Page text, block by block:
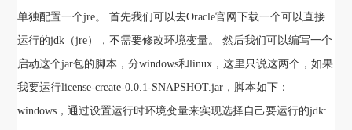
单独配置一个jre。 首先我们可以去Oracle官网下载一个可以直接
运行的jdk（jre），不需要修改环境变量。 然后我们可以编写一个
启动这个jar包的脚本，分windows和linux，这里只说这两个，如果
我要运行license-create-0.0.1-SNAPSHOT.jar，脚本如下：
windows，通过设置运行时环境变量来实现选择自己要运行的jdk: